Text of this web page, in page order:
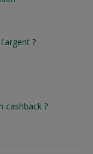
?
cashback ?